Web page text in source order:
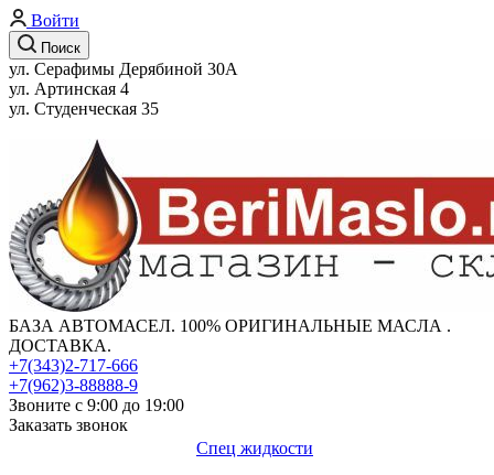
Войти
Поиск
ул. Серафимы Дерябиной 30А
ул. Артинская 4
ул. Студенческая 35
БАЗА АВТОМАСЕЛ. 100% ОРИГИНАЛЬНЫЕ МАСЛА .
ДОСТАВКА.
+7(343)2-717-666
+7(962)3-88888-9
Звоните с 9:00 до 19:00
Заказать звонок
Спец жидкости